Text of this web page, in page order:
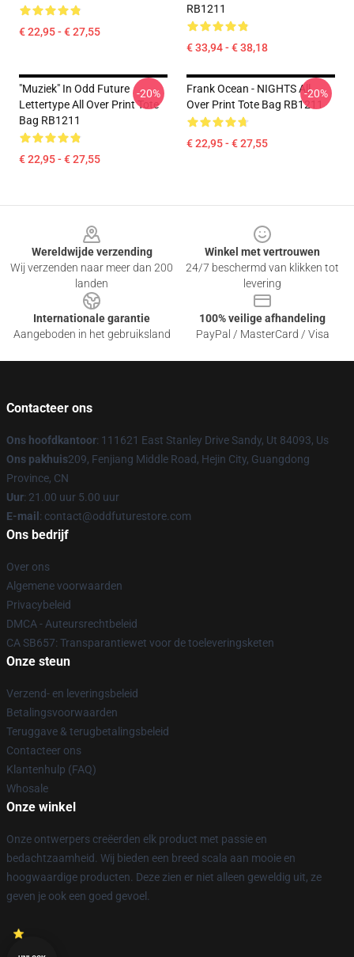
€ 22,95 - € 27,55
RB1211
€ 33,94 - € 38,18
"Muziek" In Odd Future
Lettertype All Over Print Tote
Bag RB1211
€ 22,95 - € 27,55
-20%
Frank Ocean - NIGHTS All
Over Print Tote Bag RB1211
€ 22,95 - € 27,55
-20%
Wereldwijde verzending
Wij verzenden naar meer dan 200
landen
Winkel met vertrouwen
24/7 beschermd van klikken tot
levering
Internationale garantie
Aangeboden in het gebruiksland
100% veilige afhandeling
PayPal / MasterCard / Visa
Contacteer ons
Ons hoofdkantoor: 111621 East Stanley Drive Sandy, Ut 84093, Us
Ons pakhuis209, Fenjiang Middle Road, Hejin City, Guangdong
Province, CN
Uur: 21.00 uur 5.00 uur
E-mail : contact@oddfuturestore.com
Ons bedrijf
Over ons
Algemene voorwaarden
Privacybeleid
DMCA - Auteursrechtbeleid
CA SB657: Transparantiewet voor de toeleveringsketen
Onze steun
Verzend- en leveringsbeleid
Betalingsvoorwaarden
Teruggave & terugbetalingsbeleid
Contacteer ons
Klantenhulp (FAQ)
Whosale
Onze winkel
Onze ontwerpers creëerden elk product met passie en
bedachtzaamheid. Wij bieden een breed scala aan mooie en
hoogwaardige producten. Deze zien er niet alleen geweldig uit, ze
geven je ook een goed gevoel.